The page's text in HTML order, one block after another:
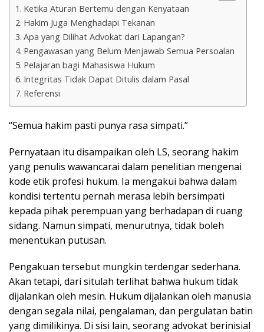
Ketika Aturan Bertemu dengan Kenyataan
Hakim Juga Menghadapi Tekanan
Apa yang Dilihat Advokat dari Lapangan?
Pengawasan yang Belum Menjawab Semua Persoalan
Pelajaran bagi Mahasiswa Hukum
Integritas Tidak Dapat Ditulis dalam Pasal
Referensi
“Semua hakim pasti punya rasa simpati.”
Pernyataan itu disampaikan oleh LS, seorang hakim
yang penulis wawancarai dalam penelitian mengenai
kode etik profesi hukum. Ia mengakui bahwa dalam
kondisi tertentu pernah merasa lebih bersimpati
kepada pihak perempuan yang berhadapan di ruang
sidang. Namun simpati, menurutnya, tidak boleh
menentukan putusan.
Pengakuan tersebut mungkin terdengar sederhana.
Akan tetapi, dari situlah terlihat bahwa hukum tidak
dijalankan oleh mesin. Hukum dijalankan oleh manusia
dengan segala nilai, pengalaman, dan pergulatan batin
yang dimilikinya. Di sisi lain, seorang advokat berinisial